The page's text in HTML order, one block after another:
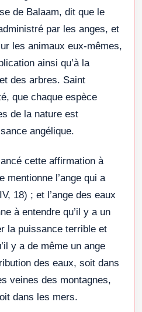
de Balaam, dit que le
par les anges, et
les animaux eux-mêmes,
ainsi qu’à la
des arbres. Saint
que chaque espèce
de la nature est
angélique.
cette affirmation à
mentionne l’ange qui a
18) ; et l’ange des eaux
à entendre qu’il y a un
la puissance terrible et
y a de même un ange
des eaux, soit dans
veines des montagnes,
dans les mers.